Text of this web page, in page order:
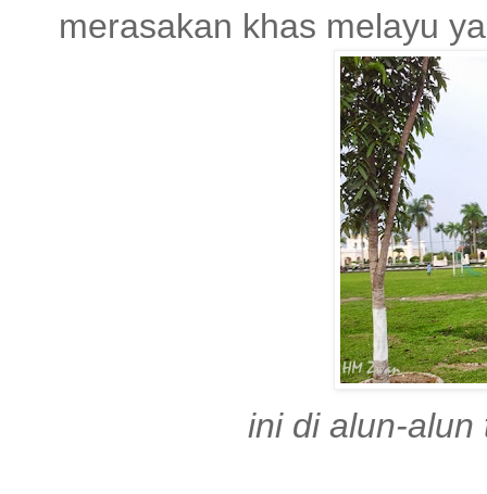
merasakan khas melayu
ini di alun-alun